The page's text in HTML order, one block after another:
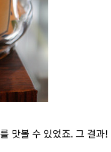
맛볼 수 있었죠. 그 결과!